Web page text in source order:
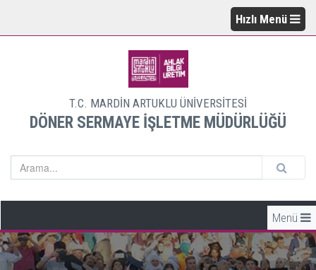
Hızlı Menü
T.C. MARDİN ARTUKLU ÜNİVERSİTESİ
DÖNER SERMAYE İŞLETME MÜDÜRLÜĞÜ
Menü